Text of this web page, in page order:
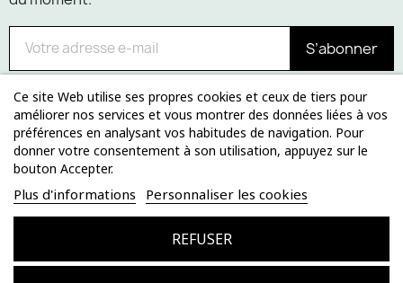
S’abonner
Paiement 100% sécurisé
© 2024 lerendezvousdesign.com
Ce site Web utilise ses propres cookies et ceux de tiers pour
améliorer nos services et vous montrer des données liées à vos
préférences en analysant vos habitudes de navigation. Pour
donner votre consentement à son utilisation, appuyez sur le
bouton Accepter.
Plus d'informations Personnaliser les cookies
REFUSER